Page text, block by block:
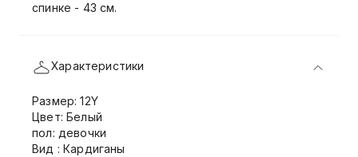
спинке - 43 см.
Характеристики
Размер: 12Y
Цвет: Белый
пол: девочки
Вид : Кардиганы